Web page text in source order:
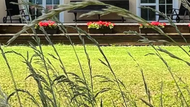
Familien
Kendlmühlfilz
en
Baden
Winter
ramm
Römerregio
n Chiemsee
Bienenregi
on Grassau